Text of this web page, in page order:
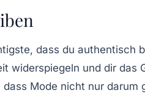
dass du authentisch
widerspiegeln und dir das
Mode nicht nur darum